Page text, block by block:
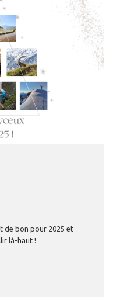
de bon pour 2025 et
là-haut !